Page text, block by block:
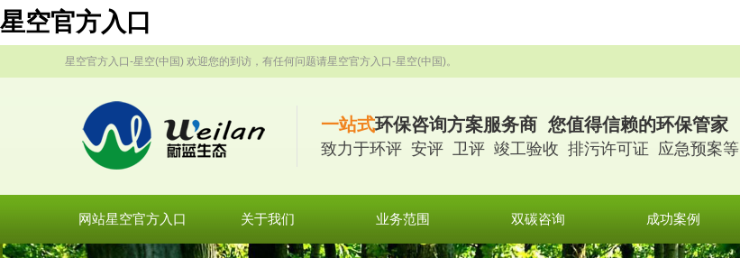
星空官方入口
星空官方入口-星空(中国) 欢迎您的到访，有任何问题请星空官方入口-星空(中国)。
一站式环保咨询方案服务商 您值得信赖的环保管家
致力于环评 安评 卫评 竣工验收 排污许可证 应急预案等
网站星空官方入口 关于我们 业务范围 双碳咨询 成功案例